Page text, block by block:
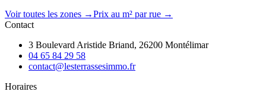
Voir toutes les zones →Prix au m² par rue →
Contact
3 Boulevard Aristide Briand, 26200 Montélimar
04 65 84 29 58
contact@lesterrassesimmo.fr
Horaires